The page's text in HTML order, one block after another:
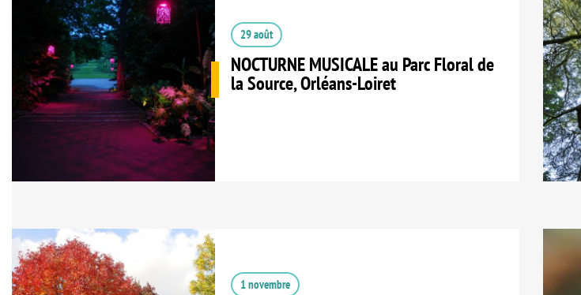
29 août
NOCTURNE MUSICALE au Parc Floral de
la Source, Orléans-Loiret
1 novembre